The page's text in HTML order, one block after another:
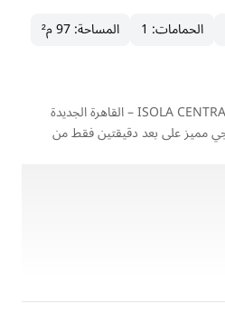
الحمامات:
1 المساحة:97 م²
استراتيجي مميز على بعد دقيقتين فقط من